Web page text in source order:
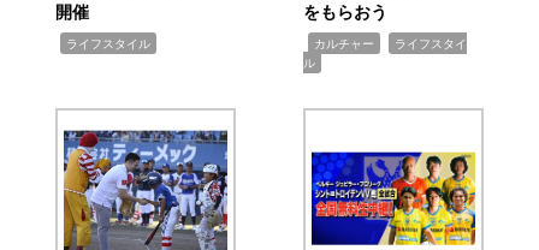
開催
ライフスタイル
をもらおう
カルチャー
ライフスタイ
ル